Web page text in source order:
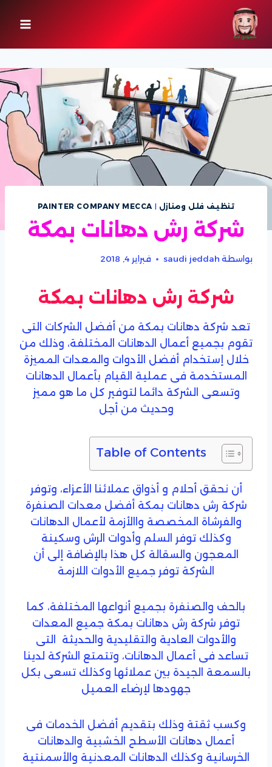
التجاوز
إلى
المحتوى
تنظيف فلل ومنازل |
PAINTER COMPANY MECCA
بواسطة saudi jeddah فبراير 4, 2018
تعد شركة دهانات بمكة من أفضل الشركات التى
تقوم بجميع أعمال الدهانات المختلفة، وذلك من
خلال إستخدام أفضل الأدوات والمعدات المميزة
المستخدمة فى عملية القيام بأعمال الدهانات
وتسعى الشركة دائما لتوفير كل ما هو مميز
وحديث من أجل
Table of Contents
أن نحقق أحلام و أذواق عملائنا الأعزاء، وتوفر
شركة رش دهانات بمكة أفضل معدات الصنفرة
والفرشاة المخصصة واالأزمة لأعمال الدهانات
وكذلك توفر السلم وأدوات الرش وسكينة
المعجون والسقالة كل هذا بالإضافة إلى أن
الشركة توفر جميع الأدوات اللازمة
بالحف والصنفرة بجميع أنواعها المختلفة، كما
توفر شركة رش دهانات بمكة جميع المعدات
والأدوات العادية والتقليدية والحديثة التى
تساعد فى أعمال الدهانات، وتتمتع الشركة لدينا
بالسمعة الجيدة بين عملائها وكذلك تسعى بكل
جهودها لإرضاء العميل
وكسب ثقتة وذلك بتقديم أفضل الخدمات فى
أعمال دهانات الأسطح الخشبية والدهانات
الخرسانية وكذلك الدهانات المعدنية والأسمنتية